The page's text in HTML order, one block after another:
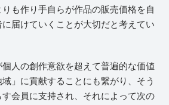
も作り手自らが作品の販売価格を自
届けていくことが大切だと考えてい
人の創作意欲を超えて普遍的な価値
」に貢献することにも繋がり、そう
会員に支持され、それによって次の